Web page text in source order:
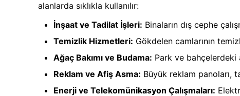
alanlarda sıklıkla kullanılır:
İnşaat ve Tadilat İşleri: Binaların dış cephe
Temizlik Hizmetleri: Gökdelen camlarının
Ağaç Bakımı ve Budama: Park ve bahçelerdeki
Reklam ve Afiş Asma: Büyük reklam panoları,
Enerji ve Telekomünikasyon Çalışmaları: